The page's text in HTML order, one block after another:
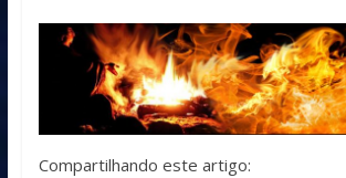
Compartilhando este artigo: